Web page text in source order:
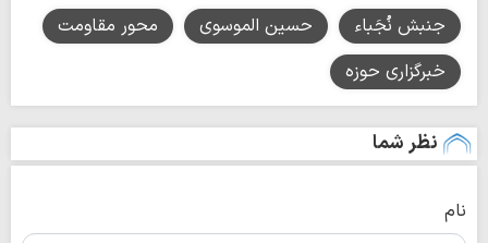
جنبش نُجَباء حسین الموسوی
محور مقاومت
خبرگزاری حوزه
نظر شما
نام